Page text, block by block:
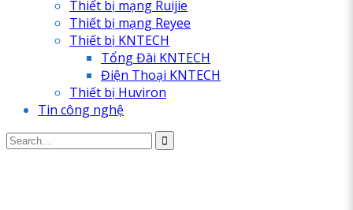
Thiết bị mạng Ruijie
Thiết bị mạng Reyee
Thiết bị KNTECH
Tổng Đài KNTECH
Điện Thoại KNTECH
Thiết bị Huviron
Tin công nghệ